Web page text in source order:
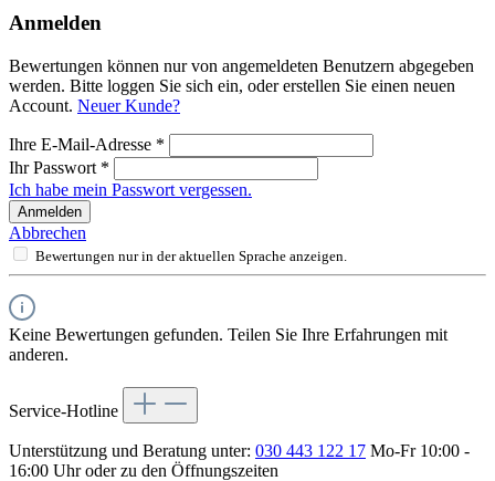
Anmelden
Bewertungen können nur von angemeldeten Benutzern abgegeben
werden. Bitte loggen Sie sich ein, oder erstellen Sie einen neuen
Account. Neuer Kunde?
Ihre E-Mail-Adresse *
Ihr Passwort *
Ich habe mein Passwort vergessen.
Anmelden
Abbrechen
Bewertungen nur in der aktuellen Sprache anzeigen.
Keine Bewertungen gefunden. Teilen Sie Ihre Erfahrungen mit
anderen.
Service-Hotline
Unterstützung und Beratung unter: 030 443 122 17 Mo-Fr 10:00 -
16:00 Uhr oder zu den Öffnungszeiten